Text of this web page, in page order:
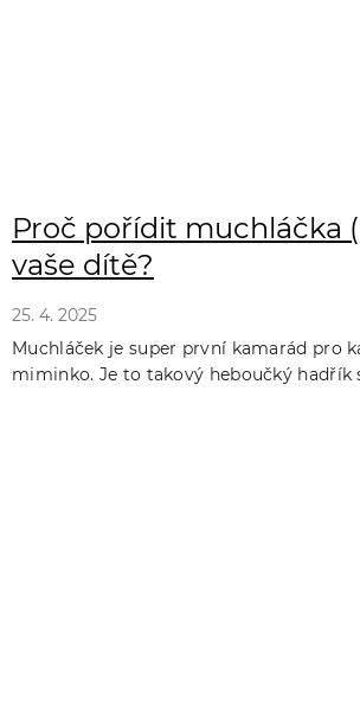
Proč pořídit muchláčka
vaše dítě?
25. 4. 2025
Muchláček je super první kamarád pro
miminko. Je to takový heboučký hadřík